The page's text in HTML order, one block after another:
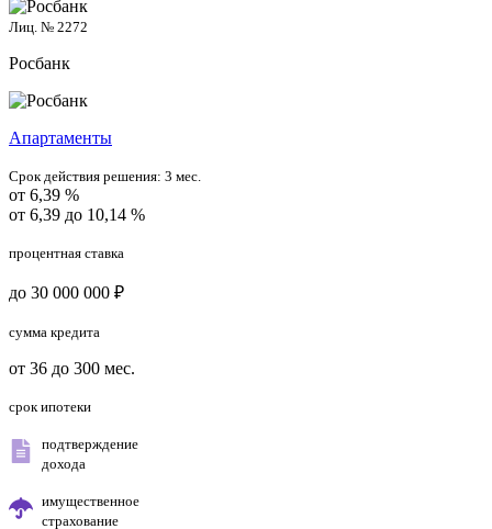
Лиц. № 2272
Росбанк
Апартаменты
Срок действия решения: 3 мес.
от 6,39 %
от 6,39 до 10,14 %
процентная ставка
до 30 000 000 ₽
сумма кредита
от 36 до 300 мес.
срок ипотеки
подтверждение
дохода
имущественное
страхование